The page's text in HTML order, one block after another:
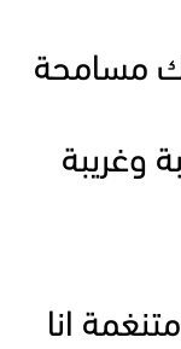
مسامحة
وغريبة
انا